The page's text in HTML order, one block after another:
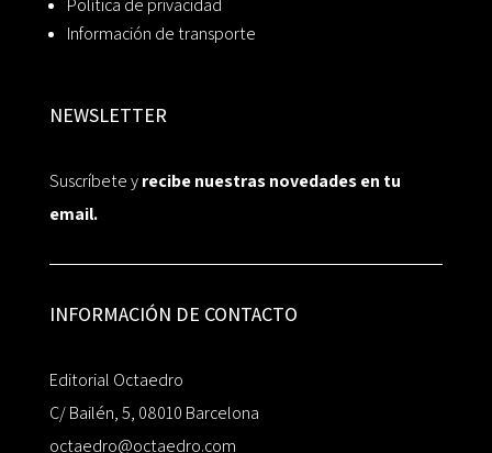
Información de transporte
NEWSLETTER
Suscríbete yrecibe nuestras novedades en tu
email.
INFORMACIÓN DE CONTACTO
Editorial Octaedro
C/ Bailén, 5, 08010 Barcelona
octaedro@octaedro.com